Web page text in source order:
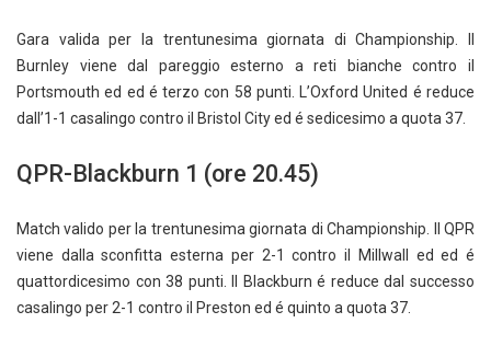
Gara valida per la trentunesima giornata di Championship. Il
Burnley viene dal pareggio esterno a reti bianche contro il
Portsmouth ed ed é terzo con 58 punti. L’Oxford United é reduce
dall’1-1 casalingo contro il Bristol City ed é sedicesimo a quota 37.
QPR-Blackburn 1 (ore 20.45)
Match valido per la trentunesima giornata di Championship. Il QPR
viene dalla sconfitta esterna per 2-1 contro il Millwall ed ed é
quattordicesimo con 38 punti. Il Blackburn é reduce dal successo
casalingo per 2-1 contro il Preston ed é quinto a quota 37.